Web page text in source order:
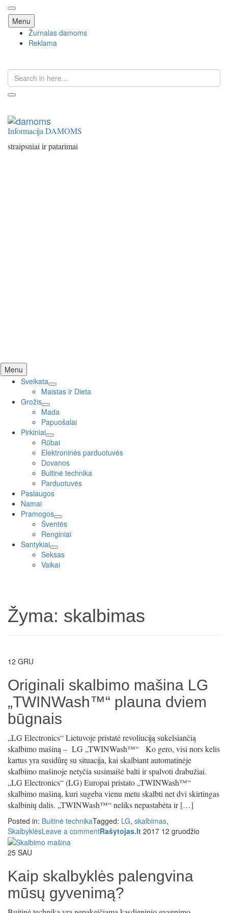
Menu Skip
to
content
Žurnalas damoms
Reklama
Search
for:
Informacija DAMOMS
straipsniai ir patarimai
Menu Skip
to
content
Sveikata
expand
menu
Maistas ir Dieta
Grožis
expand
child
menu
Mada
Papuošalai
Pirkiniai
expand
child
menu
Rūbai
Elektroninės parduotuvės
Dovanos
Buitinė technika
Parduotuvės
Paslaugos
Namai
Pramogos
expand
child
Šventės
Renginiai
Santykiai
expand
child
Seksas
Vaikai
Žyma: skalbimas
12 GRU
Originali skalbimo mašina LG
„TWINWash™“ plauna dviem
būgnais
„LG Electronics“ Lietuvoje pristatė revoliuciją sukelsiančią
skalbimo mašiną – LG „TWINWash™“ Ko gero, visi nors kelis
kartus yra susidūrę su situacija, kai skalbiant automatinėje
skalbimo mašinoje netyčia susimaišė balti ir spalvoti drabužiai.
„LG Electronics“ (LG) Europai pristato „TWINWash™“
skalbimo mašiną, kuri sugeba vienu metu skalbti net dvi skirtingas
skalbinių dalis. „TWINWash™“ neliks nepastabėta ir […]
Posted in: Buitinė technikaTagged: LG, skalbimas,
SkalbyklėsLeave a commentRašytojas.lt 2017 12 gruodžio
25 SAU
Kaip skalbyklės palengvina
mūsų gyvenimą?